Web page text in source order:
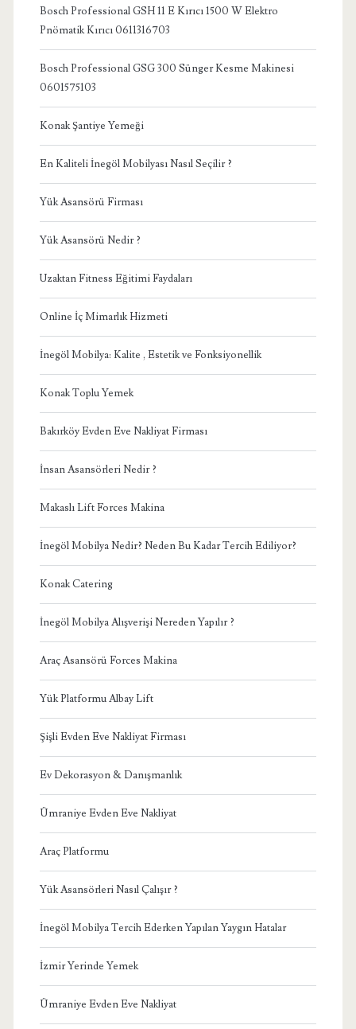
Bosch Professional GSH 11 E Kırıcı 1500 W Elektro
Pnömatik Kırıcı 0611316703
Bosch Professional GSG 300 Sünger Kesme Makinesi
0601575103
Konak Şantiye Yemeği
En Kaliteli İnegöl Mobilyası Nasıl Seçilir ?
Yük Asansörü Firması
Yük Asansörü Nedir ?
Uzaktan Fitness Eğitimi Faydaları
Online İç Mimarlık Hizmeti
İnegöl Mobilya: Kalite , Estetik ve Fonksiyonellik
Konak Toplu Yemek
Bakırköy Evden Eve Nakliyat Firması
İnsan Asansörleri Nedir ?
Makaslı Lift Forces Makina
İnegöl Mobilya Nedir? Neden Bu Kadar Tercih Ediliyor?
Konak Catering
İnegöl Mobilya Alışverişi Nereden Yapılır ?
Araç Asansörü Forces Makina
Yük Platformu Albay Lift
Şişli Evden Eve Nakliyat Firması
Ev Dekorasyon & Danışmanlık
Ümraniye Evden Eve Nakliyat
Araç Platformu
Yük Asansörleri Nasıl Çalışır ?
İnegöl Mobilya Tercih Ederken Yapılan Yaygın Hatalar
İzmir Yerinde Yemek
Ümraniye Evden Eve Nakliyat